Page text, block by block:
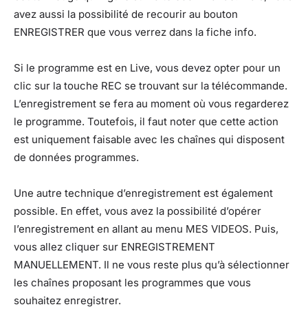
avez aussi la possibilité de recourir au bouton
ENREGISTRER que vous verrez dans la fiche info.
Si le programme est en Live, vous devez opter pour un
clic sur la touche REC se trouvant sur la télécommande.
L’enregistrement se fera au moment où vous regarderez
le programme. Toutefois, il faut noter que cette action
est uniquement faisable avec les chaînes qui disposent
de données programmes.
Une autre technique d’enregistrement est également
possible. En effet, vous avez la possibilité d’opérer
l’enregistrement en allant au menu MES VIDEOS. Puis,
vous allez cliquer sur ENREGISTREMENT
MANUELLEMENT. Il ne vous reste plus qu’à sélectionner
les chaînes proposant les programmes que vous
souhaitez enregistrer.